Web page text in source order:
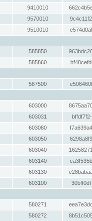
9410010
9570010
9510010
585850
585860
587500
603000
603031
603080
603050
603040
603140
603130
603100
580271
580272